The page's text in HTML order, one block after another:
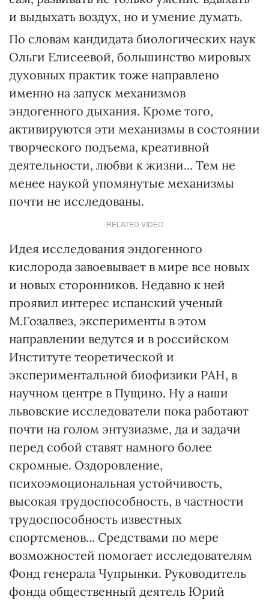
и выдыхать воздух, но и умение думать.
По словам кандидата биологических наук
Ольги Елисеевой, большинство мировых
духовных практик тоже направлено
именно на запуск механизмов
эндогенного дыхания. Кроме того,
активируются эти механизмы в состоянии
творческого подъема, креативной
деятельности, любви к жизни... Тем не
менее наукой упомянутые механизмы
почти не исследованы.
RELATED VIDEO
Идея исследования эндогенного
кислорода завоевывает в мире все новых
и новых сторонников. Недавно к ней
проявил интерес испанский ученый
М.Гозалвез, эксперименты в этом
направлении ведутся и в российском
Институте теоретической и
экспериментальной биофизики РАН, в
научном центре в Пущино. Ну а наши
львовские исследователи пока работают
почти на голом энтузиазме, да и задачи
перед собой ставят намного более
скромные. Оздоровление,
психоэмоциональная устойчивость,
высокая трудоспособность, в частности
трудоспособность известных
спортсменов... Средствами по мере
возможностей помогает исследователям
Фонд генерала Чупрынки. Руководитель
фонда общественный деятель Юрий